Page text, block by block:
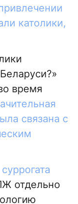
католики,
время
связана с
отдельно